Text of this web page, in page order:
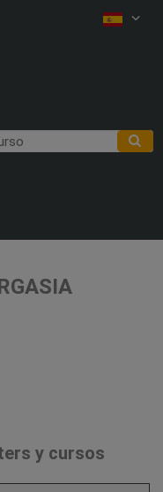
y cursos